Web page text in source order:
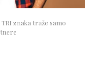
TRI znaka traže samo